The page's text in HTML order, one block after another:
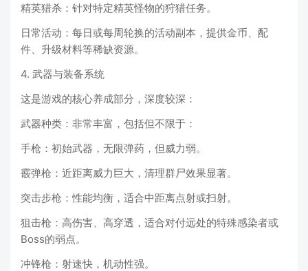
精英猎杀：针对特定精英怪物的狩猎任务。
日常活动：每日或每周轮换的活动副本，提供金币、配
件、升级材料等稀缺资源。
4. 武器与装备系统
这是游戏的核心养成部分，深度较深：
武器种类：非常丰富，包括但不限于：
手枪：初始武器，无限弹药，但威力弱。
霰弹枪：近距离威力巨大，清理群尸效果显著。
突击步枪：性能均衡，适合中距离点射或扫射。
狙击枪：高伤害、高穿透，适合对付远处的特殊感染者或
Boss的弱点。
冲锋枪：射速快，机动性强。